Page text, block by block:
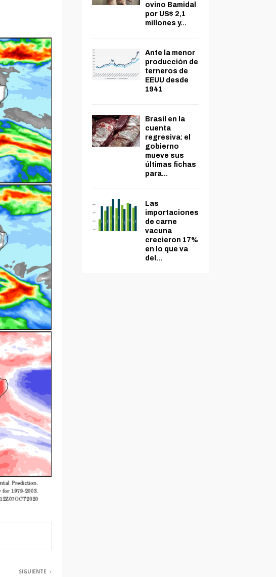
SIGUIENTE
ovino Bamidal
por US$ 2,1
millones y...
Ante la menor
producción de
terneros de
EEUU desde
1941
Brasil en la
cuenta
regresiva: el
gobierno
mueve sus
últimas fichas
para...
Las
importaciones
de carne
vacuna
crecieron 17%
en lo que va
del...